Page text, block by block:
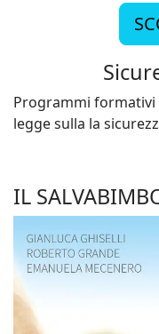
Programmi formativi
legge sulla la
IL